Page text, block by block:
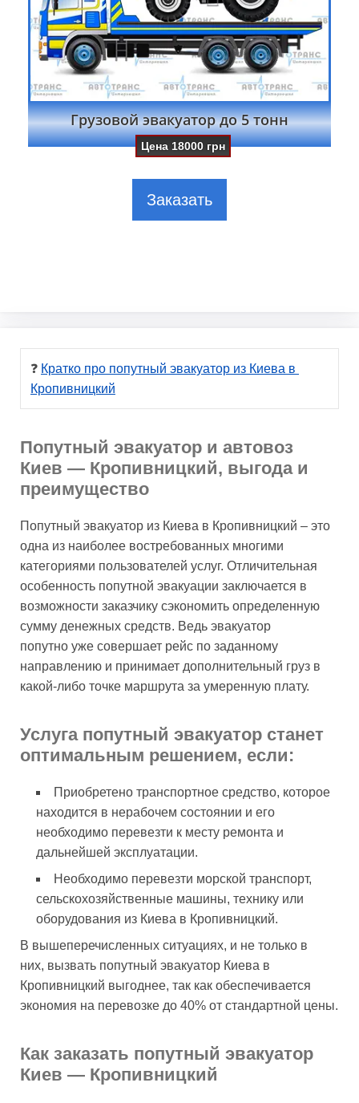
Грузовой эвакуатор до 5 тонн
Цена 18000 грн
Заказать
❓ Кратко про попутный эвакуатор из Киева в
Кропивницкий
Попутный эвакуатор и автовоз
Киев — Кропивницкий, выгода и
преимущество
Попутный эвакуатор из Киева в Кропивницкий – это
одна из наиболее востребованных многими
категориями пользователей услуг. Отличительная
особенность попутной эвакуации заключается в
возможности заказчику сэкономить определенную
сумму денежных средств. Ведь эвакуатор
попутно уже совершает рейс по заданному
направлению и принимает дополнительный груз в
какой-либо точке маршрута за умеренную плату.
Услуга попутный эвакуатор станет
оптимальным решением, если:
Приобретено транспортное средство, которое
находится в нерабочем состоянии и его
необходимо перевезти к месту ремонта и
дальнейшей эксплуатации.
Необходимо перевезти морской транспорт,
сельскохозяйственные машины, технику или
оборудования из Киева в Кропивницкий.
В вышеперечисленных ситуациях, и не только в
них, вызвать попутный эвакуатор Киева в
Кропивницкий выгоднее, так как обеспечивается
экономия на перевозке до 40% от стандартной цены.
Как заказать попутный эвакуатор
Киев — Кропивницкий